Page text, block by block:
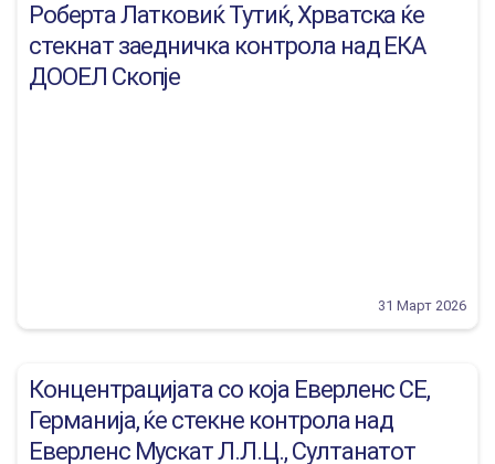
Роберта Латковиќ Тутиќ, Хрватска ќе
стекнат заедничка контрола над ЕКА
ДООЕЛ Скопје
31 Март 2026
Концентрацијата со која Еверленс СЕ,
Германија, ќе стекне контрола над
Еверленс Мускат Л.Л.Ц., Султанатот